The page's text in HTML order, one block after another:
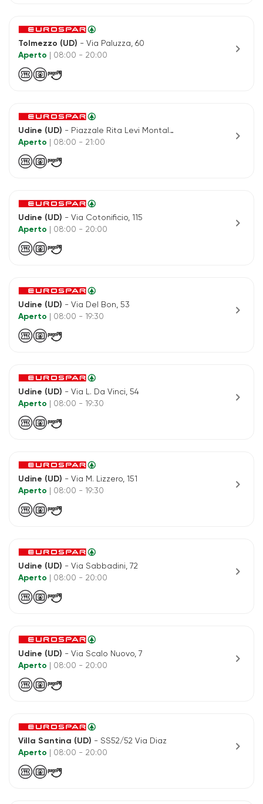
Tolmezzo (UD) - Via Paluzza, 60
Aperto
| 08:00 - 20:00 chevron_right
Udine (UD) - Piazzale Rita Levi Montalcini, 1
Aperto
| 08:00 - 21:00 chevron_right
Udine (UD) - Via Cotonificio, 115
Aperto
| 08:00 - 20:00 chevron_right
Udine (UD) - Via Del Bon, 53
Aperto
| 08:00 - 19:30 chevron_right
Udine (UD) - Via L. Da Vinci, 54
Aperto
| 08:00 - 19:30 chevron_right
Udine (UD) - Via M. Lizzero, 151
Aperto
| 08:00 - 19:30 chevron_right
Udine (UD) - Via Sabbadini, 72
Aperto
| 08:00 - 20:00 chevron_right
Udine (UD) - Via Scalo Nuovo, 7
Aperto
| 08:00 - 20:00 chevron_right
Villa Santina (UD) - SS52/52 Via Diaz
Aperto
| 08:00 - 20:00 chevron_right